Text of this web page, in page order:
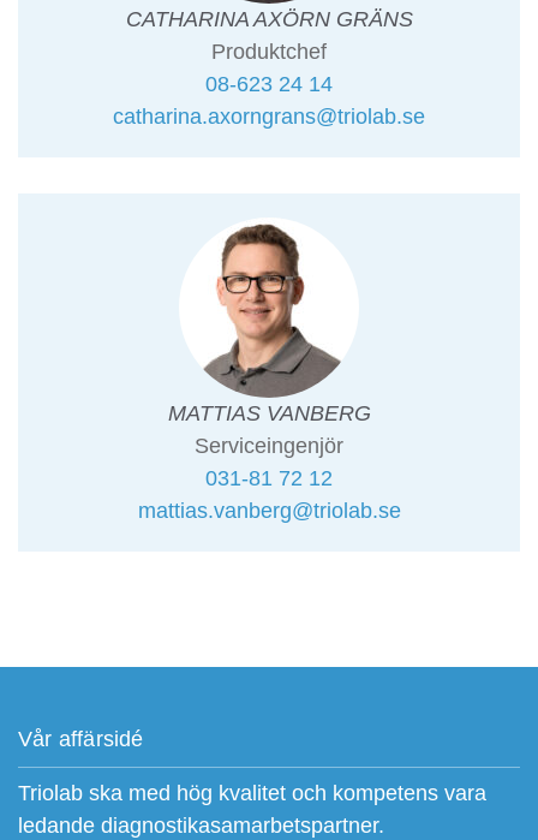
CATHARINA AXÖRN GRÄNS
Produktchef
08-623 24 14
catharina.axorngrans@triolab.se
MATTIAS VANBERG
Serviceingenjör
031-81 72 12
mattias.vanberg@triolab.se
Vår affärsidé
Triolab ska med hög kvalitet och kompetens vara
ledande diagnostikasamarbetspartner.